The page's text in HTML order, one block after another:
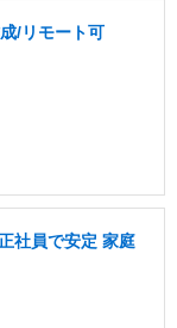
/リモート可
社員で安定 家庭